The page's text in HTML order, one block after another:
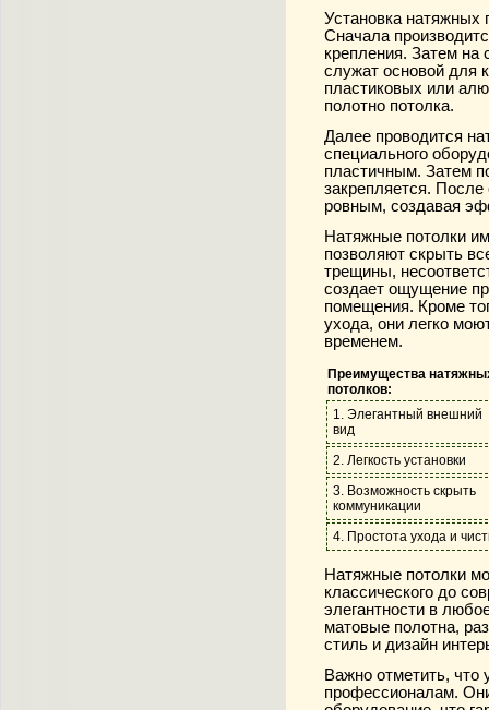
Установка натяжных
Сначала
крепления. Затем на
служат основой для
пластиковых или
полотно потолка.
Далее проводится
специального
пластичным. Затем
закрепляется.
ровным, создавая
Натяжные потолки
позволяют скрыть
трещины,
создает ощущение
помещения. Кроме
ухода, они легко
временем.
Преимущества
потолков:
1. Элегантный внешний
вид
2. Легкость установки
3. Возможность скрыть
коммуникации
4. Простота ухода и
Натяжные потолки
классического до
элегантности в
матовые полотна,
стиль и дизайн
Важно отметить, что
профессионалам.